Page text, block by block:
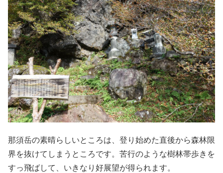
那須岳の素晴らしいところは、登り始めた直後から森林限
界を抜けてしまうところです。苦行のような樹林帯歩きを
すっ飛ばして、いきなり好展望が得られます。